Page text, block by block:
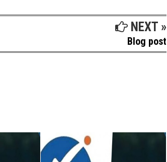
NEXT »
Blog post